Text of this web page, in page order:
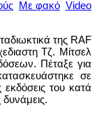
Με φακό Video
της RAF
Τζ. Μίτσελ
Πέταξε για
σε
του κατά